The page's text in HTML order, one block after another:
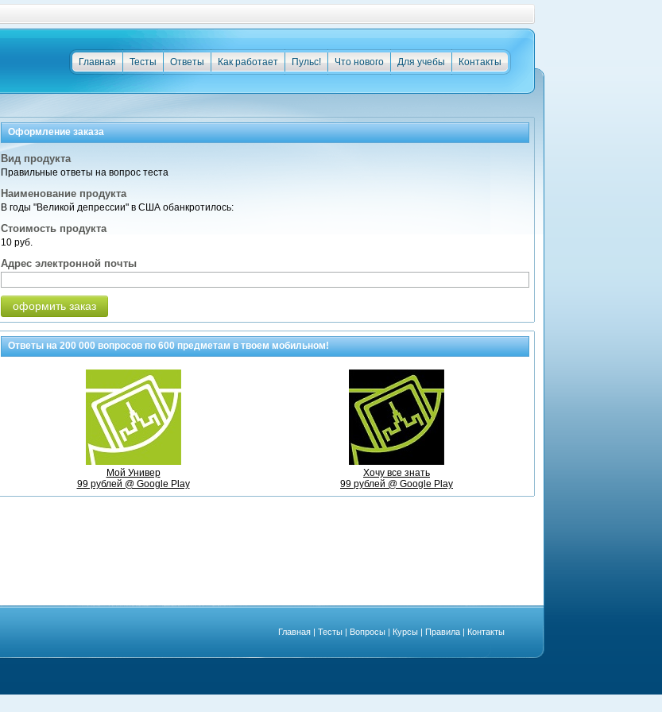
Контакты
Для учебы
Что нового
Пульс!
Как работает
Ответы
Тесты
Главная
Оформление заказа
Вид продукта
Правильные ответы на вопрос теста
Наименование продукта
В годы "Великой депрессии" в США обанкротилось:
Стоимость продукта
10 руб.
Адрес электронной почты
оформить заказ
Ответы на200 000вопросов по600 предметамв твоем мобильном!
Мой Универ
99 рублей @ Google Play
Хочу все знать
99 рублей @ Google Play
Главная | Тесты | Вопросы | Курсы | Правила | Контакты